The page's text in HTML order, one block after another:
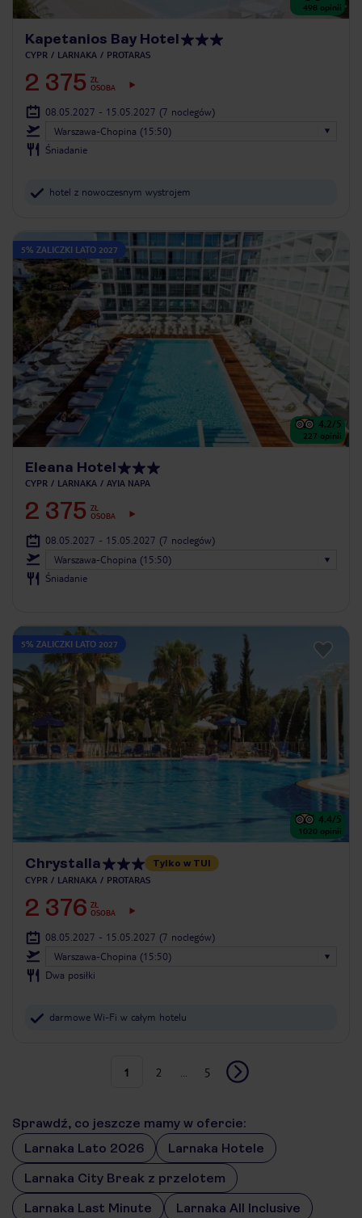
498 opinii
Kapetanios Bay Hotel
CYPR LARNAKA PROTARAS
2 375 ZŁ
OSOBA
08.05.2027 - 15.05.2027 (7 noclegów)
Warszawa-Chopina (15:50)
Śniadanie
hotel z nowoczesnym wystrojem
5% ZALICZKI LATO 2027
4.2/5
227 opinii
Eleana Hotel
CYPR LARNAKA AYIA NAPA
2 375 ZŁ
OSOBA
08.05.2027 - 15.05.2027 (7 noclegów)
Warszawa-Chopina (15:50)
Śniadanie
5% ZALICZKI LATO 2027
4.4/5
1020 opinii
Chrystalla Tylko w TUI
CYPR LARNAKA PROTARAS
2 376 ZŁ
OSOBA
08.05.2027 - 15.05.2027 (7 noclegów)
Warszawa-Chopina (15:50)
Dwa posiłki
darmowe Wi-Fi w całym hotelu
1 2 5
Sprawdź, co jeszcze mamy w ofercie:
Larnaka Lato 2026
Larnaka Hotele
Larnaka City Break z przelotem
Larnaka Last Minute
Larnaka All Inclusive